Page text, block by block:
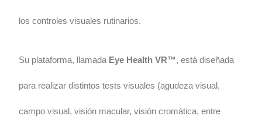
los controles visuales rutinarios.
Su plataforma, llamada Eye Health VR™, está diseñada
para realizar distintos tests visuales (agudeza visual,
campo visual, visión macular, visión cromática, entre